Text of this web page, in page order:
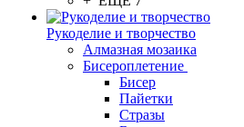
Рукоделие и творчество
Алмазная мозаика
Бисероплетение
Бисер
Пайетки
Стразы